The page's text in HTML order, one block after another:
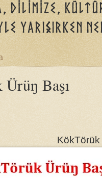
dilimize,
yarışırken
Başı
KökTörük